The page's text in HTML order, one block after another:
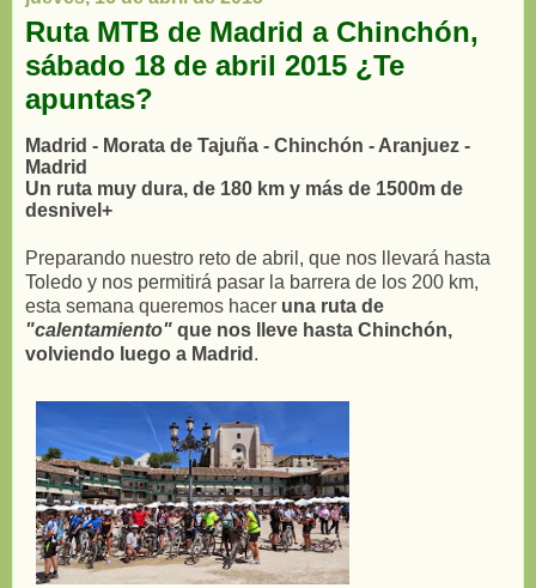
Ruta MTB de Madrid a Chinchón,
sábado 18 de abril 2015 ¿Te
apuntas?
Madrid - Morata de Tajuña - Chinchón - Aranjuez -
Madrid
Un ruta muy dura, de 180 km y más de 1500m de
desnivel+
Preparando nuestro reto de abril, que nos llevará hasta
Toledo y nos permitirá pasar la barrera de los 200 km,
esta semana queremos hacer una ruta de
"calentamiento" que nos lleve hasta Chinchón,
volviendo luego a Madrid .